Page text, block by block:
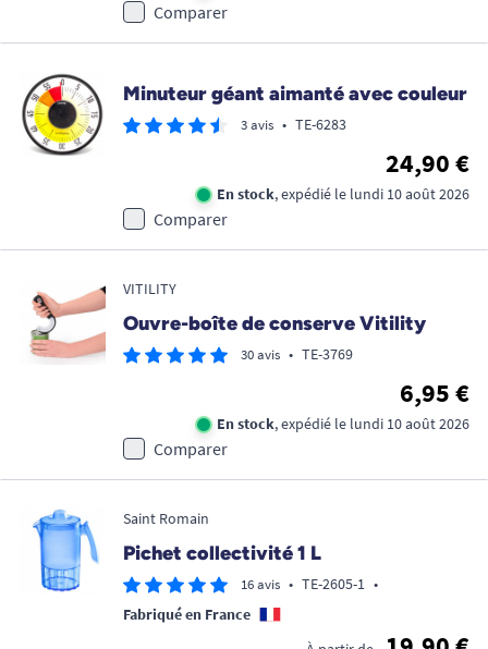
Comparer
Minuteur géant aimanté avec couleur
3 avis • TE-6283
24,90 €
En stock, expédié le lundi 10 août 2026
Comparer
VITILITY
Ouvre-boîte de conserve Vitility
30 avis • TE-3769
6,95 €
En stock, expédié le lundi 10 août 2026
Comparer
Saint Romain
Pichet collectivité 1 L
16 avis • TE-2605-1 •
Fabriqué en France